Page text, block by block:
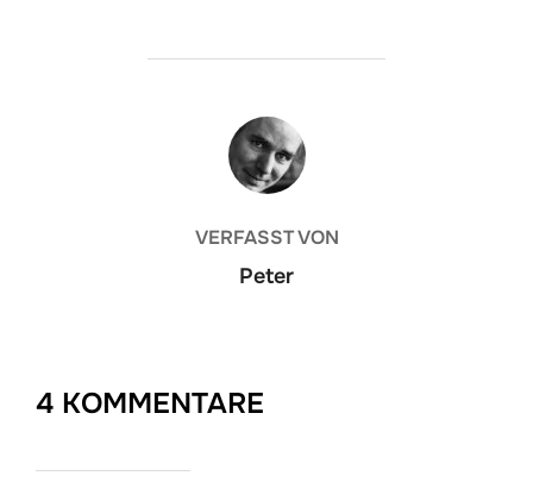
BEITRAGSAUTOR
VERFASST VON
Peter
4 KOMMENTARE